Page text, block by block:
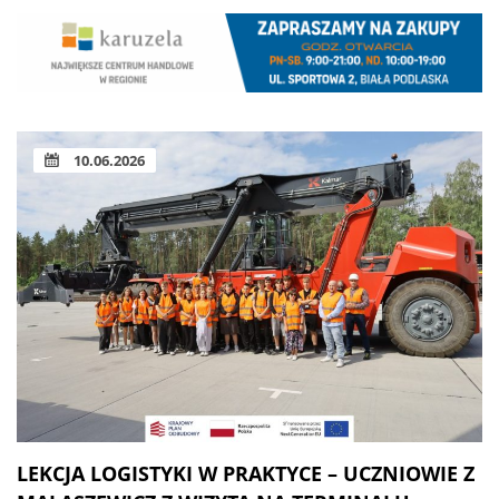
10.06.2026
LEKCJA LOGISTYKI W PRAKTYCE – UCZNIOWIE Z